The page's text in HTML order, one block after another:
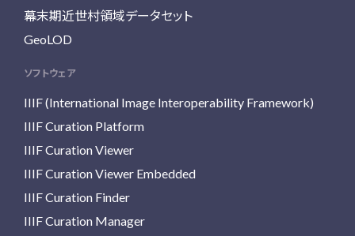
幕末期近世村領域データセット
GeoLOD
ソフトウェア
IIIF (International Image Interoperability Framework)
IIIF Curation Platform
IIIF Curation Viewer
IIIF Curation Viewer Embedded
IIIF Curation Finder
IIIF Curation Manager